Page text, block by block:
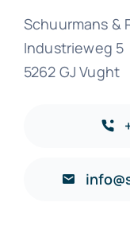
Schuurmans &
Industrieweg 5
5262 GJ Vught